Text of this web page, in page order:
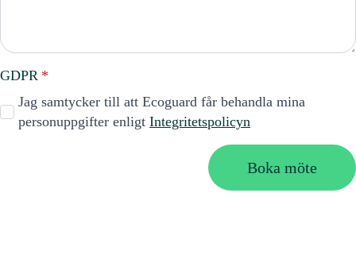
GDPR *
Jag samtycker till att Ecoguard får behandla mina
personuppgifter enligt Integritetspolicyn
Boka möte